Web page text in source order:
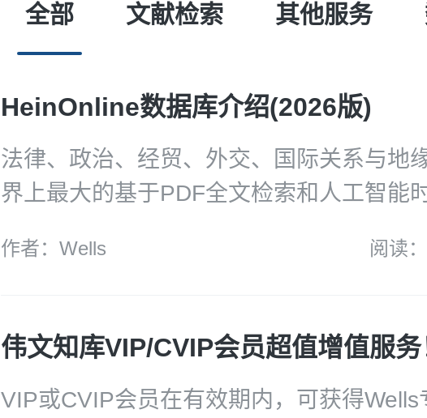
全部 文献检索 其他服务
HeinOnline数据库介绍(2026版)
法律、政治、经贸、外交、国际关系与
界上最大的基于PDF全文检索和人工智能
创刊号；期刊最早可以回溯到1788年，大
个国家和地区近4000家机构用户；荣膺多
大奖；人工智能检索功能更强大，界面友
方便快捷；法学教学和研究的必备文献资
作者：Wells 阅读
伟文知库VIP/CVIP会员超值增值服务
VIP或CVIP会员在有效期内，可获得Wells